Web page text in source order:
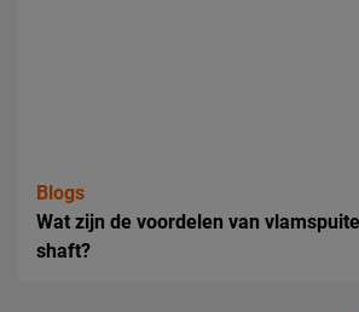
Blogs
Wat zijn de voordelen van
shaft?